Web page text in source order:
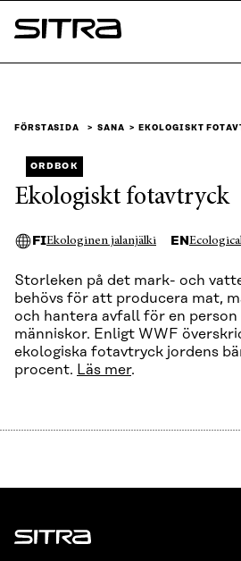
Skip to
content
Sitra
FÖRSTASIDA SANA EKOLOGISKT
ORDBOK
Ekologiskt fotavtryck
FIEkologinen jalanjälki EN
Storleken på det mark- och
behövs för att producera mat,
och hantera avfall för en
människor. Enligt WWF
ekologiska fotavtryck jordens
procent. Läs mer.
Sitra